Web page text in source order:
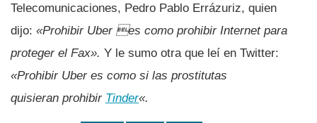
Telecomunicaciones, Pedro Pablo Errázuriz, quien
dijo: «Prohibir Uber es como prohibir Internet para
proteger el Fax». Y le sumo otra que leí­ en Twitter:
«Prohibir Uber es como si las prostitutas
quisieran prohibir Tinder«.